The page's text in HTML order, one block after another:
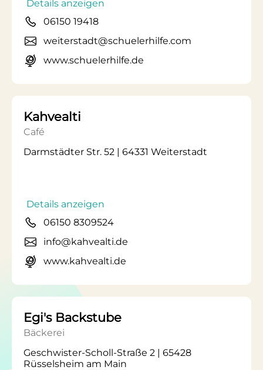
Details anzeigen
06150 19418
weiterstadt@schuelerhilfe.com
www.schuelerhilfe.de
Kahvealti
Café
Darmstädter Str. 52 | 64331 Weiterstadt
Details anzeigen
06150 8309524
info@kahvealti.de
www.kahvealti.de
Egi's Backstube
Bäckerei
Geschwister-Scholl-Straße 2 | 65428
Rüsselsheim am Main